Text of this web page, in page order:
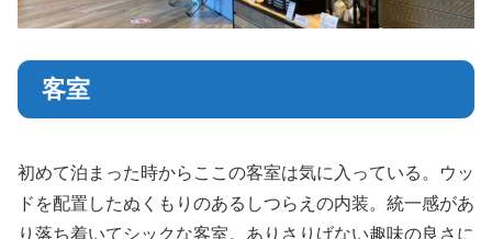
客室
初めて泊まった時からここの客室は気に入っている。ウッ
ドを配置したぬくもりのあるしつらえの内装。統一感があ
り落ち着いてシックな客室。ありさりげない趣味の良さに